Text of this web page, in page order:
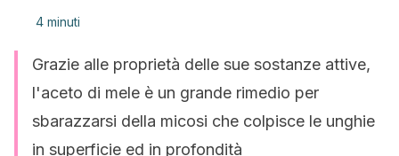
4 minuti
Grazie alle proprietà delle sue sostanze attive,
l'aceto di mele è un grande rimedio per
sbarazzarsi della micosi che colpisce le unghie
in superficie ed in profondità